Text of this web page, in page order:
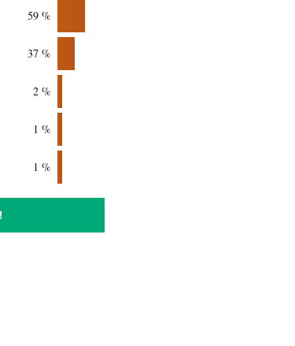
59 %
37 %
2 %
1 %
1 %